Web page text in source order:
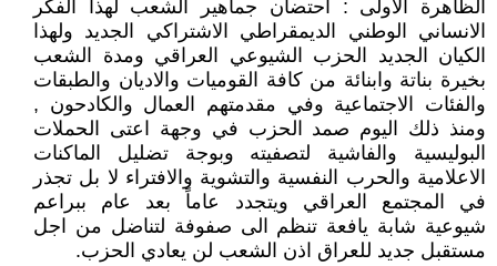
الظاهرة الاولى : احتضان جماهير الشعب لهذا الفكر
الانساني الوطني الديمقراطي الاشتراكي الجديد ولهذا
الكيان الجديد الحزب الشيوعي العراقي ومدة الشعب
بخيرة بناتة وابنائة من كافة القوميات والاديان والطبقات
والفئات الاجتماعية وفي مقدمتهم العمال والكادحون ,
ومنذ ذلك اليوم صمد الحزب في وجهة اعتى الحملات
البوليسية والفاشية لتصفيته وبوجة تضليل الماكنات
الاعلامية والحرب النفسية والتشوية والافتراء لا بل تجذر
في المجتمع العراقي ويتجدد عاماً بعد عام ببراعم
شيوعية شابة يافعة تنظم الى صفوفة لتناضل من اجل
مستقبل جديد للعراق اذن الشعب لن يعادي الحزب.